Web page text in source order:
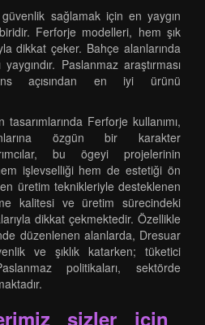
sağlamak için en yaygın
Ferforje modelleri, hem şık
dikkat çeker. Bahçe alanlarında
Paslanmaz araştırması
açısından en iyi ürünü
Ferforje kullanımı,
özgün bir karakter
bu ögeyi projelerinin
işlevselliği hem de estetiği ön
üretim teknikleriyle desteklenen
kalitesi ve üretim sürecindeki
dikkat çekmektedir. Özellikle
düzenlenen alanlarda, Dresuar
ve şıklık katarken; tüketici
politikaları, sektörde
sizler için